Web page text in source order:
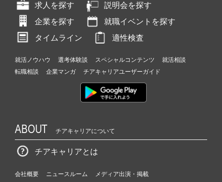
求人を探す
説明会を探す
企業を探す
就職イベントを探す
タイムライン
適性検査
就活ノウハウ 選考体験談 スペシャルコンテンツ
就活相談
転職相談
企業マンガ チアキャリアユーザーガイド
ABOUT チアキャリアについて
チアキャリアとは
会社概要 ニュースルーム
メディア出演・掲載